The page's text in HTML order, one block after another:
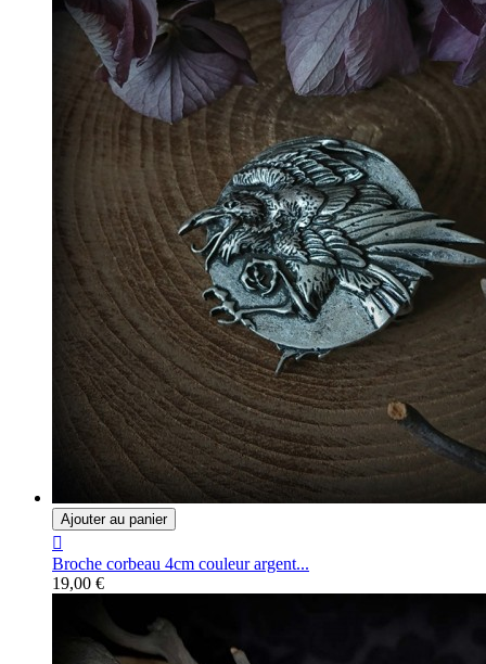
Ajouter au panier

Broche corbeau 4cm couleur argent...
19,00 €